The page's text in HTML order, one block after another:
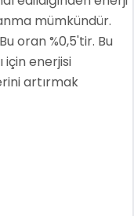
mümkündür.
oran %0,5'tir. Bu
için enerjisi
artırmak